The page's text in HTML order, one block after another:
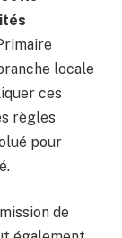
locale
ces
règles
pour
de